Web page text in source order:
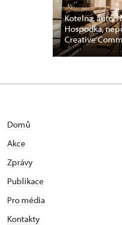
Kotelna, autor:
Hospodka,
Creative
Domů
Akce
Zprávy
Publikace
Pro média
Kontakty